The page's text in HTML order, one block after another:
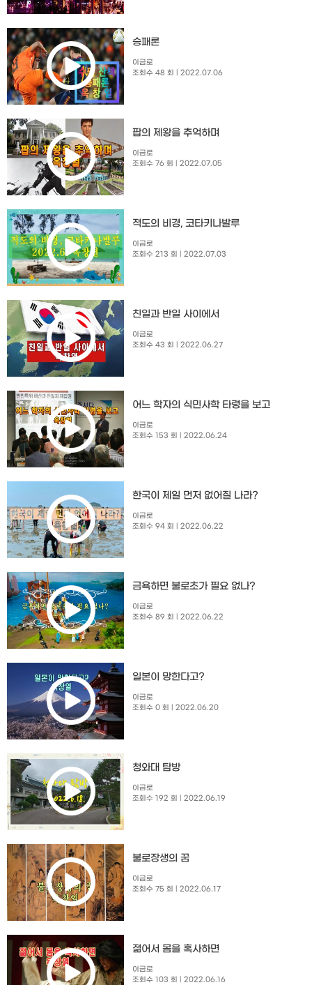
승패론
이금로
조회수 48 회
| 2022.07.06
팝의 제왕을 추억하며
이금로
조회수 76 회
| 2022.07.05
적도의 비경, 코타키나발루
이금로
조회수 213 회
| 2022.07.03
친일과 반일 사이에서
이금로
조회수 43 회
| 2022.06.27
어느 학자의 식민사학 타령을 보고
이금로
조회수 153 회
| 2022.06.24
한국이 제일 먼저 없어질 나라?
이금로
조회수 94 회
| 2022.06.22
금욕하면 불로초가 필요 없나?
이금로
조회수 89 회
| 2022.06.22
일본이 망한다고?
이금로
조회수 0 회
| 2022.06.20
청와대 탐방
이금로
조회수 192 회
| 2022.06.19
불로장생의 꿈
이금로
조회수 75 회
| 2022.06.17
젊어서 몸을 혹사하면
이금로
조회수 103 회
| 2022.06.16